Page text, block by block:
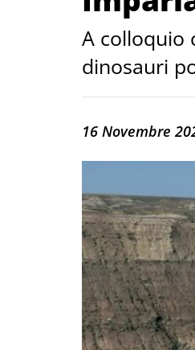
A colloquio
dinosauri
16 Novembre